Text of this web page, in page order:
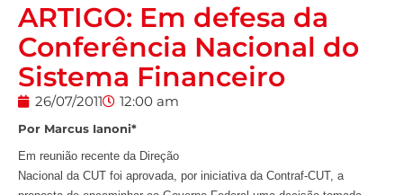
ARTIGO: Em defesa da
Conferência Nacional do
Sistema Financeiro
26/07/2011 12:00 am
Por Marcus Ianoni*
Em reunião recente da Direção
Nacional da CUT foi aprovada, por iniciativa da Contraf-CUT, a